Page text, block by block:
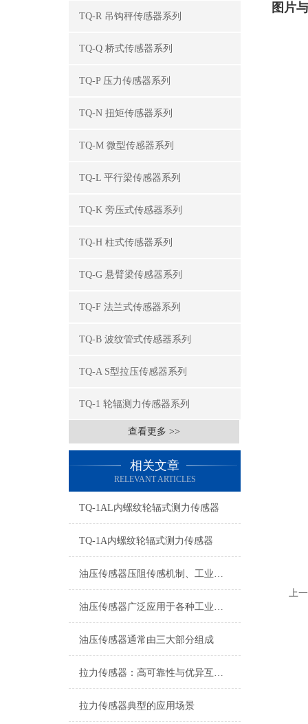
TQ-R 吊钩秤传感器系列
TQ-Q 桥式传感器系列
TQ-P 压力传感器系列
TQ-N 扭矩传感器系列
TQ-M 微型传感器系列
TQ-L 平行梁传感器系列
TQ-K 旁压式传感器系列
TQ-H 柱式传感器系列
TQ-G 悬臂梁传感器系列
TQ-F 法兰式传感器系列
TQ-B 波纹管式传感器系列
TQ-A S型拉压传感器系列
TQ-1 轮辐测力传感器系列
查看更多 >>
相关文章
RELEVANT ARTICLES
TQ-1AL内螺纹轮辐式测力传感器
TQ-1A内螺纹轮辐式测力传感器
油压传感器压阻传感机制、工业工况适配与标准化运维管理
油压传感器广泛应用于各种工业自控环境
油压传感器通常由三大部分组成
拉力传感器：高可靠性与优异互换性的技术解析
拉力传感器典型的应用场景
图片
上